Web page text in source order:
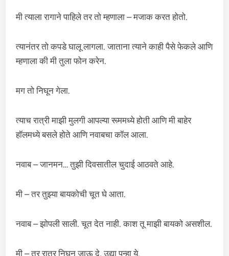
मी त्याला रागाने पाहिले तर तो म्हणाला – मजाक करत होतो.
त्यानंतर तो कपडे घालू लागला. जाताना त्याने काही पैसे फेकले आणि
म्हणाला की मी तुला फोन करेन.
मग तो निघून गेला.
त्याच रात्री माझी मुलगी आपल्या रूममध्ये होती आणि मी बाहेर
हॉलमध्ये बसले होते आणि नवाबचा कॉल आला.
नवाब – जानमन… तुझी दिवसातील चुदाई आठवते आहे.
मी – तर तुझ्या बायकोची चूत घे आता.
नवाब – झोपली साली. चूत देत नाही. काश तू माझी बायको असशील.
मी – तर रात्र निघून जाऊ दे, उद्या पुन्हा ये.